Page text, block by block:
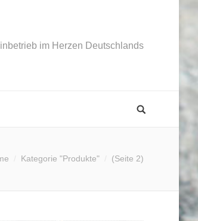
im Herzen Deutschlands
Kategorie "Produkte" (Seite 2)